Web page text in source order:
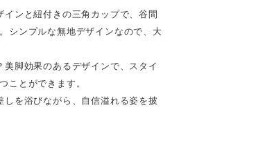
ンと紐付きの三角カップで、谷間
シンプルな無地デザインなので、大
脚効果のあるデザインで、スタイ
ことができます。
を浴びながら、自信溢れる姿を披